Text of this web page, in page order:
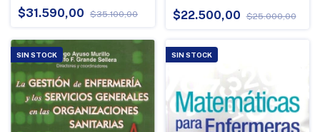
$31.590,00 $35.100,00 $22.500,00 $25.000,00
SIN STOCK SIN STOCK